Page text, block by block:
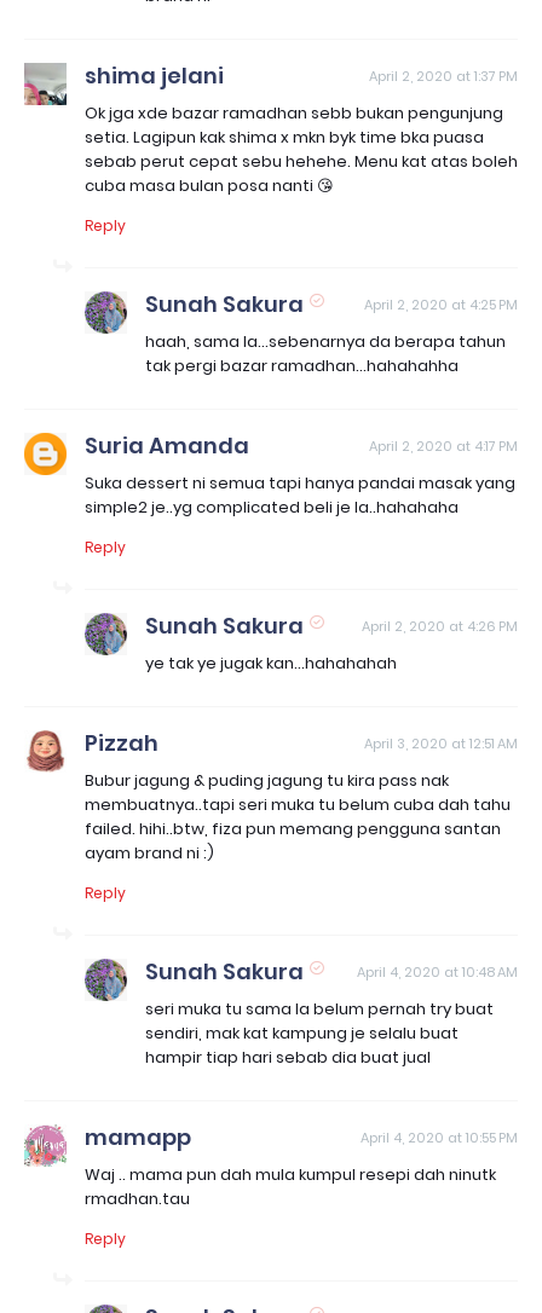
shima jelani April 2, 2020 at 1:37 PM
Ok jga xde bazar ramadhan sebb bukan pengunjung
setia. Lagipun kak shima x mkn byk time bka puasa
sebab perut cepat sebu hehehe. Menu kat atas boleh
cuba masa bulan posa nanti 😘
Reply
Sunah Sakura April 2, 2020 at 4:25 PM
haah, sama la...sebenarnya da berapa tahun
tak pergi bazar ramadhan...hahahahha
Suria Amanda April 2, 2020 at 4:17 PM
Suka dessert ni semua tapi hanya pandai masak yang
simple2 je..yg complicated beli je la..hahahaha
Reply
Sunah Sakura April 2, 2020 at 4:26 PM
ye tak ye jugak kan...hahahahah
Pizzah April 3, 2020 at 12:51 AM
Bubur jagung & puding jagung tu kira pass nak
membuatnya..tapi seri muka tu belum cuba dah tahu
failed. hihi..btw, fiza pun memang pengguna santan
ayam brand ni :)
Reply
Sunah Sakura April 4, 2020 at 10:48 AM
seri muka tu sama la belum pernah try buat
sendiri, mak kat kampung je selalu buat
hampir tiap hari sebab dia buat jual
mamapp April 4, 2020 at 10:55 PM
Waj .. mama pun dah mula kumpul resepi dah ninutk
rmadhan.tau
Reply